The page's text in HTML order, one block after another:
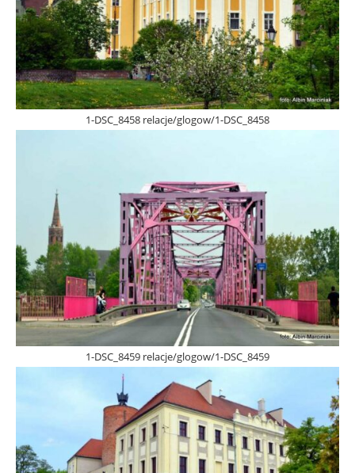
1-DSC_8458 relacje/glogow/1-DSC_8458
1-DSC_8459 relacje/glogow/1-DSC_8459